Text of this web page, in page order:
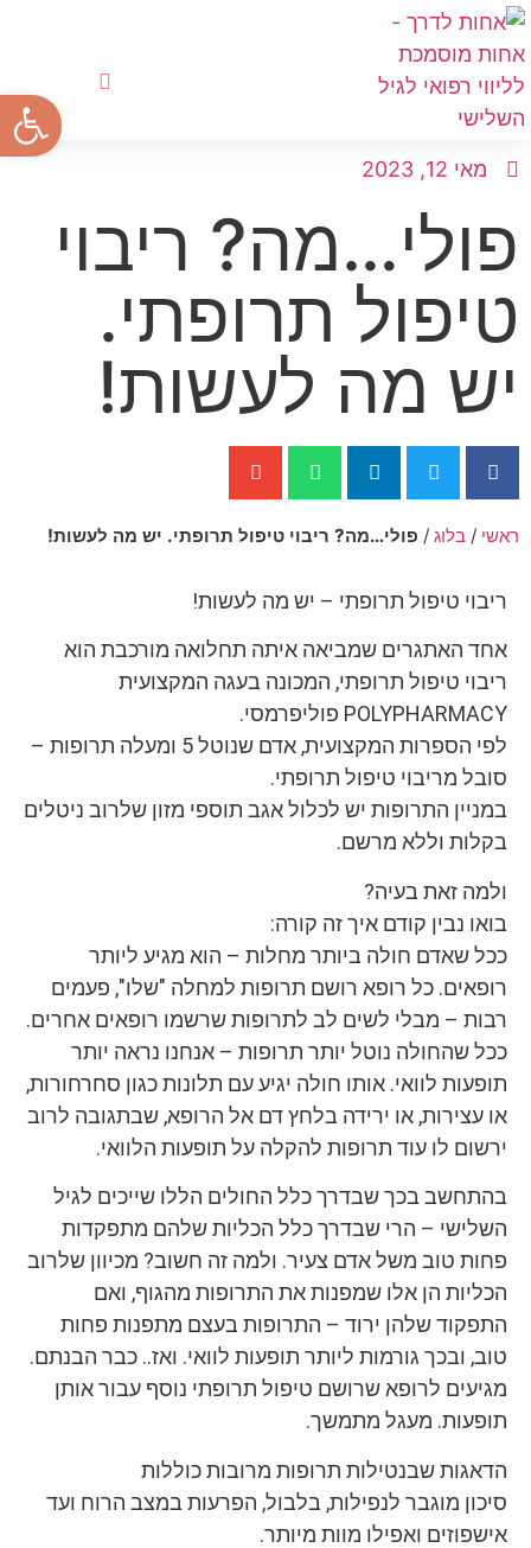
מאי 12, 2023
פולי…מה? ריבוי
טיפול תרופתי.
יש מה לעשות!
ראשי / בלוג / פולי…מה? ריבוי טיפול תרופתי. יש מה לעשות!
ריבוי טיפול תרופתי – יש מה לעשות!
אחד האתגרים שמביאה איתה תחלואה מורכבת הוא
ריבוי טיפול תרופתי, המכונה בעגה המקצועית
POLYPHARMACY פוליפרמסי.
לפי הספרות המקצועית, אדם שנוטל 5 ומעלה תרופות –
סובל מריבוי טיפול תרופתי.
במניין התרופות יש לכלול אגב תוספי מזון שלרוב ניטלים
בקלות וללא מרשם.
ולמה זאת בעיה?
בואו נבין קודם איך זה קורה:
ככל שאדם חולה ביותר מחלות – הוא מגיע ליותר
רופאים. כל רופא רושם תרופות למחלה "שלו", פעמים
רבות – מבלי לשים לב לתרופות שרשמו רופאים אחרים.
ככל שהחולה נוטל יותר תרופות – אנחנו נראה יותר
תופעות לוואי. אותו חולה יגיע עם תלונות כגון סחרחורות,
או עצירות, או ירידה בלחץ דם אל הרופא, שבתגובה לרוב
ירשום לו עוד תרופות להקלה על תופעות הלוואי.
בהתחשב בכך שבדרך כלל החולים הללו שייכים לגיל
השלישי – הרי שבדרך כלל הכליות שלהם מתפקדות
פחות טוב משל אדם צעיר. ולמה זה חשוב? מכיוון שלרוב
הכליות הן אלו שמפנות את התרופות מהגוף, ואם
התפקוד שלהן ירוד – התרופות בעצם מתפנות פחות
טוב, ובכך גורמות ליותר תופעות לוואי. ואז.. כבר הבנתם.
מגיעים לרופא שרושם טיפול תרופתי נוסף עבור אותן
תופעות. מעגל מתמשך.
הדאגות שבנטילות תרופות מרובות כוללות
סיכון מוגבר לנפילות, בלבול, הפרעות במצב הרוח ועד
אישפוזים ואפילו מוות מיותר.
פתח